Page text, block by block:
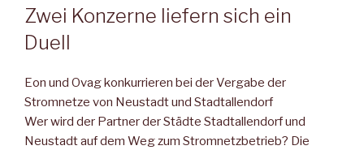
AM
Zwei Konzerne liefern sich ein
Duell
Eon und Ovag konkurrieren bei der Vergabe der
Stromnetze von Neustadt und Stadtallendorf
Wer wird der Partner der Städte Stadtallendorf und
Neustadt auf dem Weg zum Stromnetzbetrieb? Die